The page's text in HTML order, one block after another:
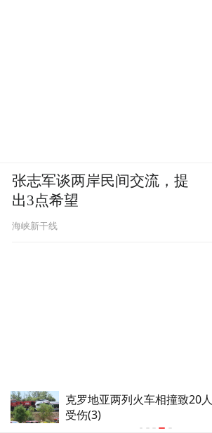
克罗地亚两列火车相撞致20人
受伤(3)
张志军谈两岸民间交流，提
出3点希望
海峡新干线